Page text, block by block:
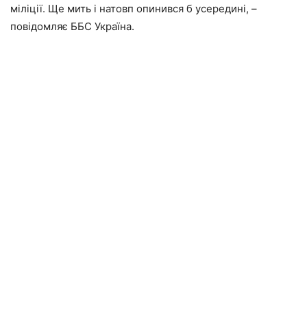
міліції. Ще мить і натовп опинився б усередині, –
повідомляє ББС Україна.